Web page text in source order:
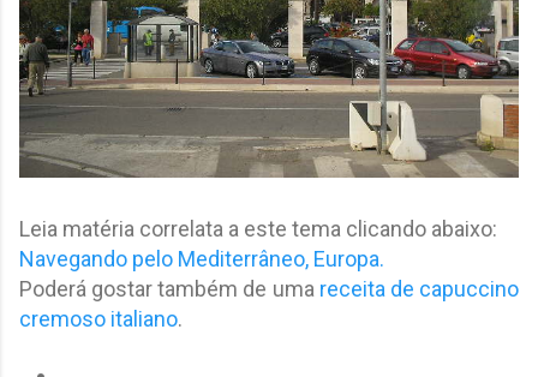
Leia matéria correlata a este tema clicando abaixo:
Navegando pelo Mediterrâneo, Europa.
Poderá gostar também de uma receita de capuccino
cremoso italiano.